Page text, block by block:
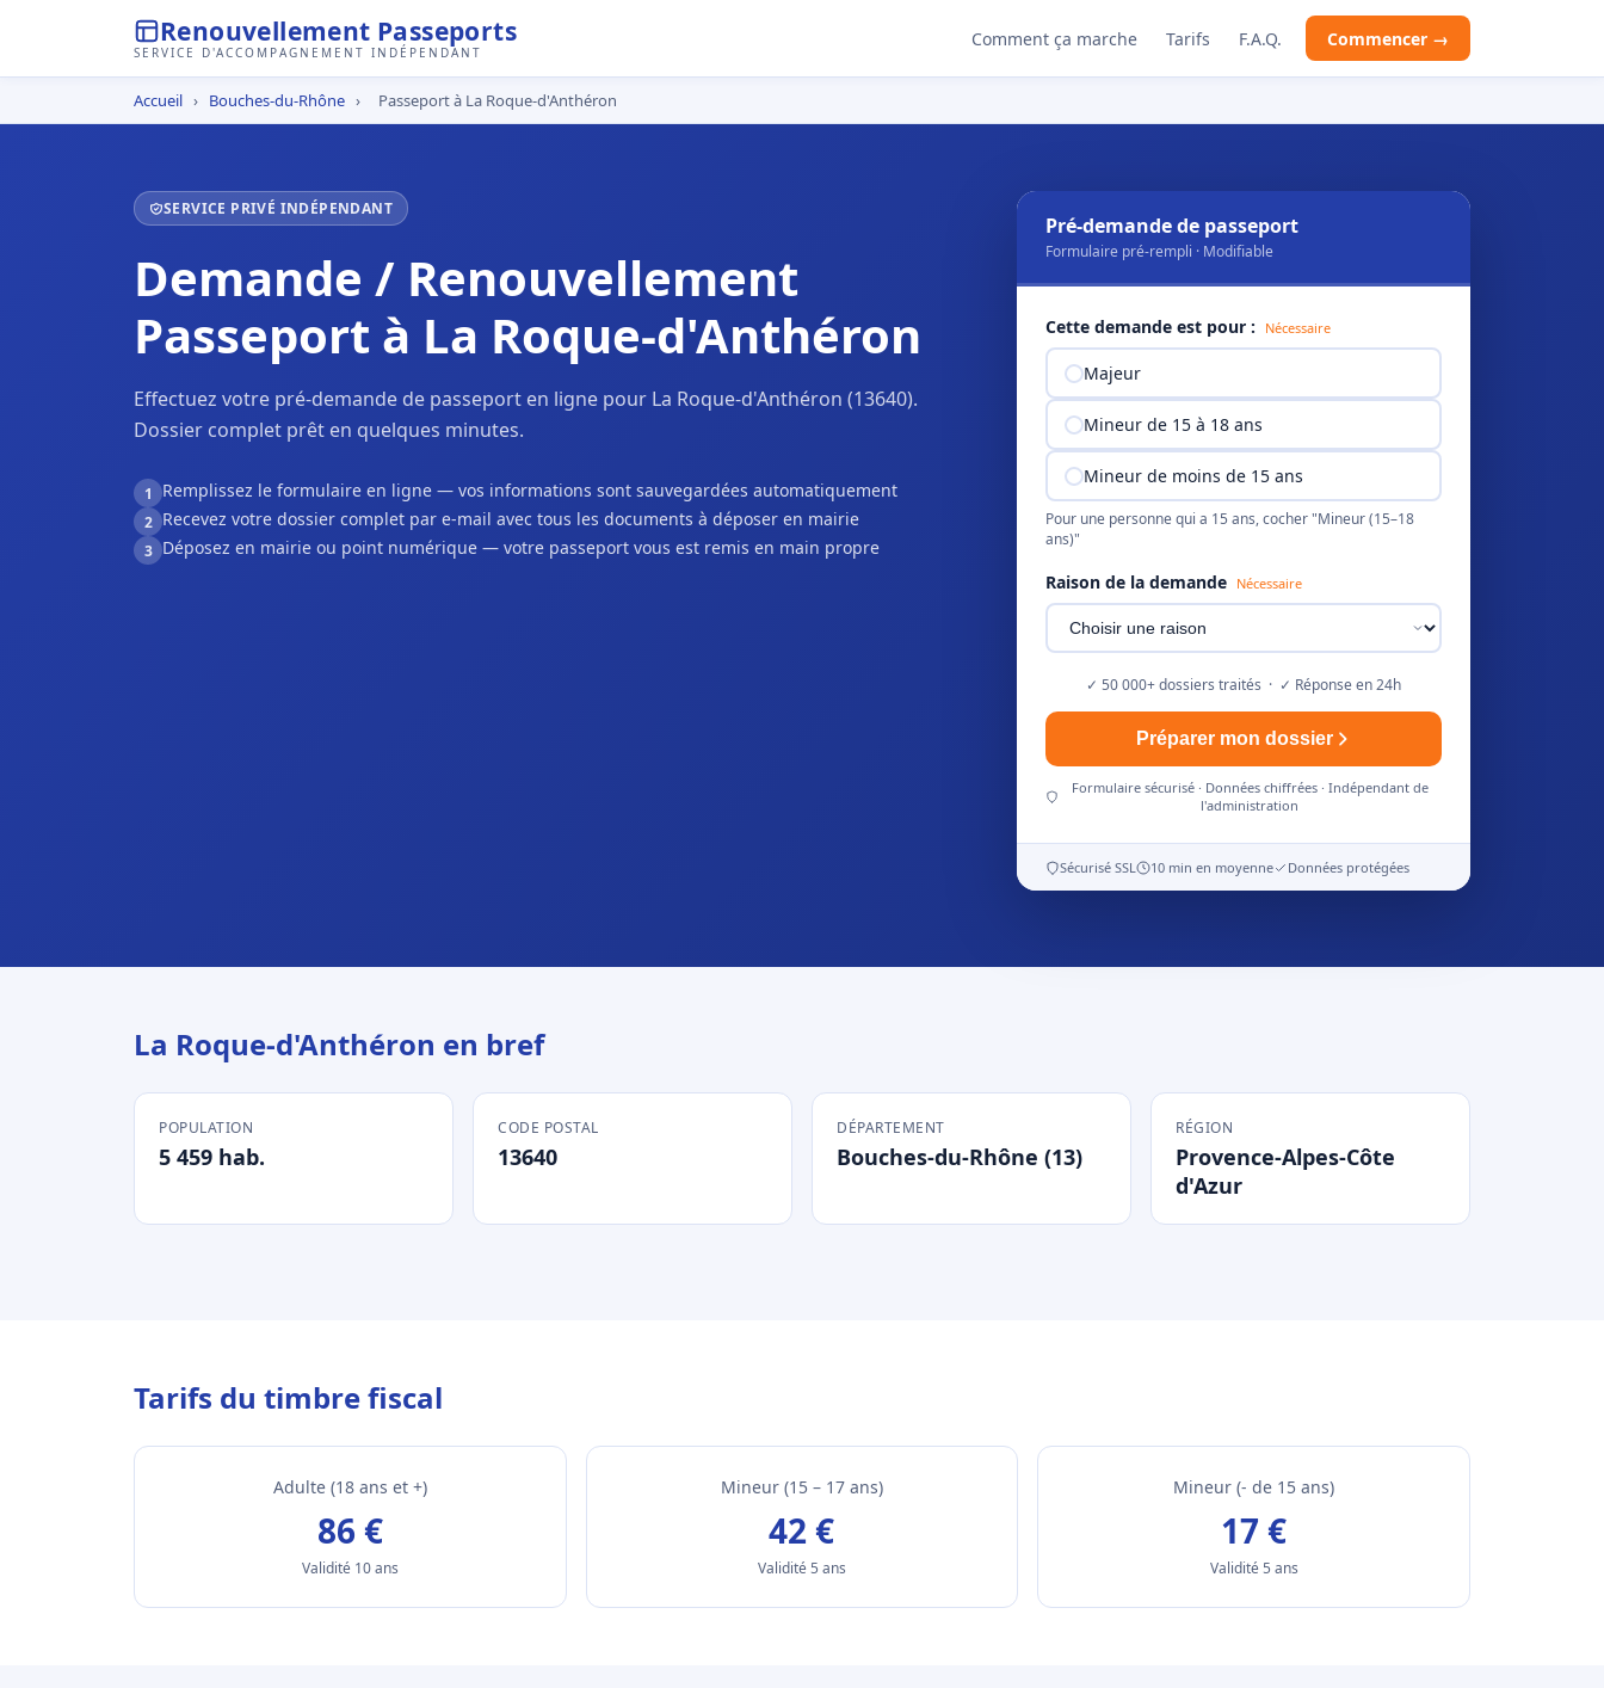
Renouvellement Passeports
SERVICE D'ACCOMPAGNEMENT INDÉPENDANT
Comment ça marche Tarifs F.A.Q. Commencer →
Accueil › Bouches-du-Rhône › Passeport à La Roque-d'Anthéron
SERVICE PRIVÉ INDÉPENDANT
Demande / Renouvellement
Passeport à La Roque-d'Anthéron
Effectuez votre pré-demande de passeport en ligne pour La Roque-d'Anthéron (13640).
Dossier complet prêt en quelques minutes.
1 Remplissez le formulaire en ligne — vos informations sont sauvegardées automatiquement
2 Recevez votre dossier complet par e-mail avec tous les documents à déposer en mairie
3 Déposez en mairie ou point numérique — votre passeport vous est remis en main propre
Pré-demande de passeport
Formulaire pré-rempli · Modifiable
Cette demande est pour : Nécessaire
Majeur
Mineur de 15 à 18 ans
Mineur de moins de 15 ans
Pour une personne qui a 15 ans, cocher "Mineur (15–18
ans)"
Raison de la demande Nécessaire
✓ 50 000+ dossiers traités · ✓ Réponse en 24h
Préparer mon dossier
Formulaire sécurisé · Données chiffrées · Indépendant de
l'administration
Sécurisé SSL 10 min en moyenne Données protégées
La Roque-d'Anthéron en bref
POPULATION
5 459 hab.
CODE POSTAL
13640
DÉPARTEMENT
Bouches-du-Rhône (13)
RÉGION
Provence-Alpes-Côte
d'Azur
Tarifs du timbre fiscal
Adulte (18 ans et +)
86 €
Validité 10 ans
Mineur (15 – 17 ans)
42 €
Validité 5 ans
Mineur (- de 15 ans)
17 €
Validité 5 ans